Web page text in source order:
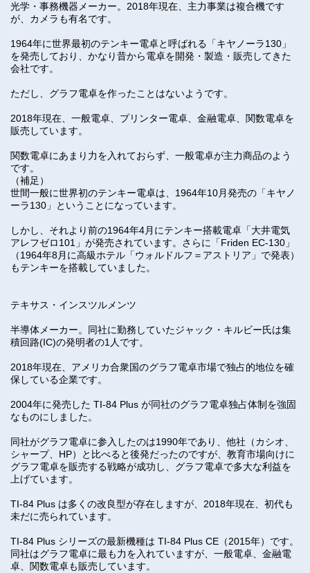
光学・事務機器メーカー。2018年現在、主力事業は複合機です
が、カメラも有名です。
1964年に世界最初のテンキー電卓と呼ばれる「キヤノーラ130」
を発売しており、かなり昔から電卓を開発・製造・販売してきた
会社です。
ただし、グラフ電卓を作ったことはないようです。
2018年現在、一般電卓、プリンター電卓、金融電卓、関数電卓を
販売しています。
関数電卓にあまり力を入れておらず、一般電卓が主力商品のよう
です。
（補足）
世間一般に世界初のテンキー電卓は、1964年10月発売の「キヤノ
ーラ130」ということになっています。
しかし、それより前の1964年4月にテンキー搭載電卓「大井電気
アレフゼロ101」が発売されています。さらに「Friden EC-130」
（1964年8月に高級ホテル「ウォルドルフ＝アストリア」で発表）
もテンキーを搭載していました。
テキサス・インスツルメンツ
半導体メーカー。同社に勤務していたジャック・キルビー氏は集
積回路(IC)の発明者の1人です。
2018年現在、アメリカ合衆国のグラフ電卓市場で独占的地位を確
保している企業です。
2004年に発売した TI-84 Plus が同社のグラフ電卓独占体制を強固
なものにしました。
同社がグラフ電卓に参入したのは1990年であり、他社（カシオ、
シャープ、HP）と比べると後発だったのですが、教育市場向けに
グラフ電卓を販売する戦略が成功し、グラフ電卓で多大な利益を
上げています。
TI-84 Plus は多くの改良型が存在しますが、2018年現在、初代も
未だに売られています。
TI-84 Plus シリーズの最新機種は TI-84 Plus CE（2015年）です。
同社はグラフ電卓に最も力を入れていますが、一般電卓、金融電
卓、関数電卓も販売しています。